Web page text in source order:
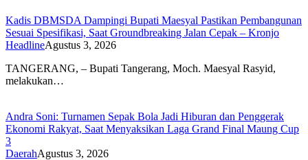
Kadis DBMSDA Dampingi Bupati Maesyal Pastikan Pembangunan
Sesuai Spesifikasi, Saat Groundbreaking Jalan Cepak – Kronjo
HeadlineAgustus 3, 2026
TANGERANG, – Bupati Tangerang, Moch. Maesyal Rasyid,
melakukan…
Andra Soni: Turnamen Sepak Bola Jadi Hiburan dan Penggerak
Ekonomi Rakyat, Saat Menyaksikan Laga Grand Final Maung Cup
3
DaerahAgustus 3, 2026